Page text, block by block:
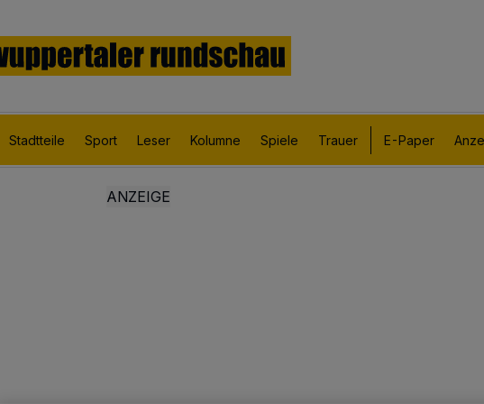
Stadtteile Sport Leser Kolumne Spiele Trauer E-Paper